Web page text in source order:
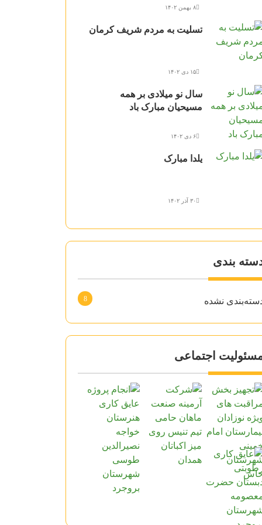
۸ بهمن ۱۴۰۲
تسلیت به مردم شریف کرمان
۱۵ دی ۱۴۰۲
سال نو میلادی بر همه
مسیحیان مبارک باد
۶ دی ۱۴۰۲
یلدا مبارک
۳۰ آذر ۱۴۰۲
بندی
نشده 8
اجتماعی